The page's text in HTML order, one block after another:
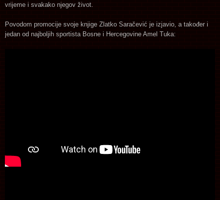
vrijeme i svakako njegov život.
Povodom promocije svoje knjige Zlatko Saračević je izjavio, a također i
jedan od najboljih sportista Bosne i Hercegovine Amel Tuka: